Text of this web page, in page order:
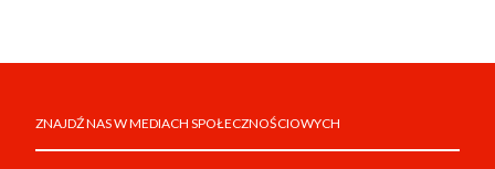
ZNAJDŹ NAS W MEDIACH SPOŁECZNOŚCIOWYCH